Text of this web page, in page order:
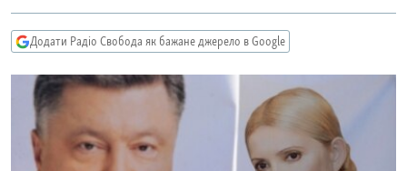
пошуку
СПОРТ
УКРАЇНА
СВІТ
КРИМ.РЕАЛІЇ
ТИ ЯК?
СХЕМИ
КИТАЙ.ВИКЛИКИ
МУЛЬТИМЕДІА
Додати Радіо Свобода як бажане джерело в Google